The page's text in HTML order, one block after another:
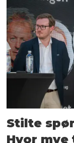
Stilte
Hvor mye